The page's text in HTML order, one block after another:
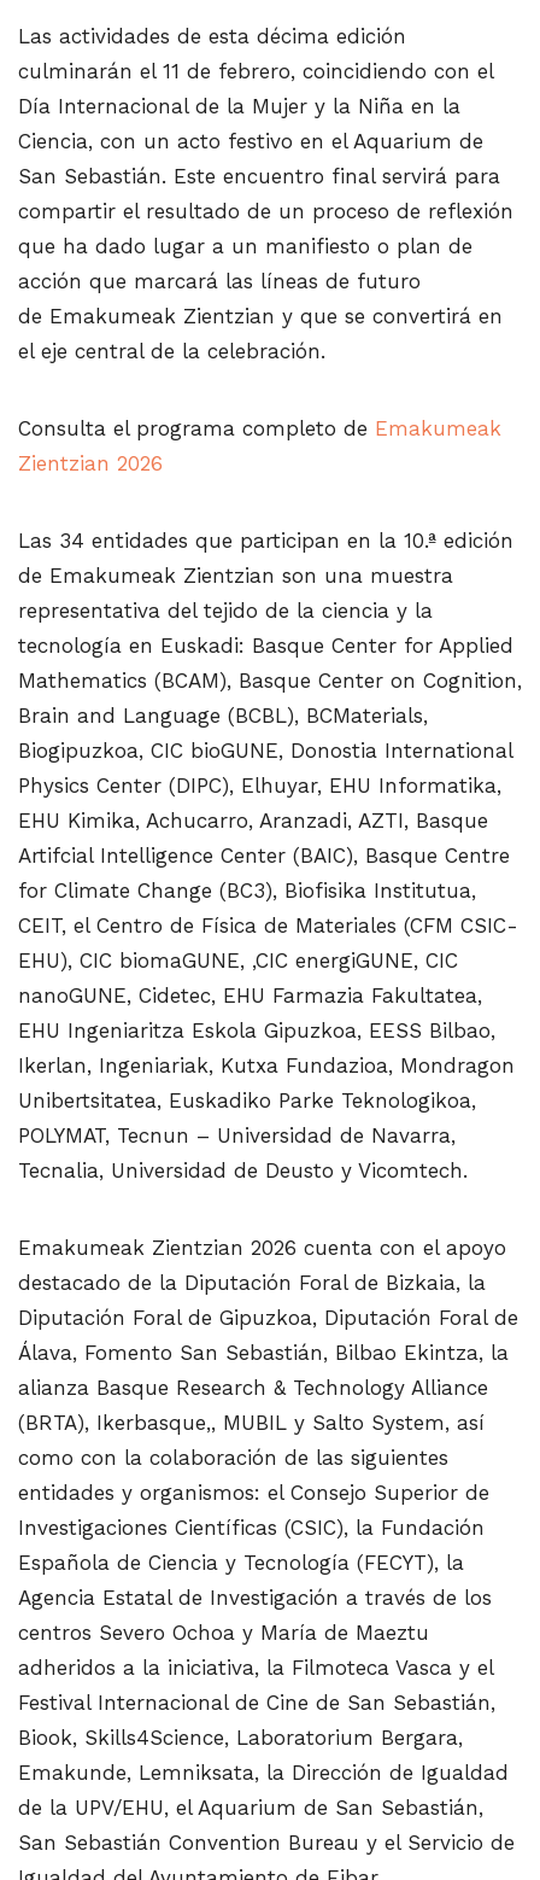
Las actividades de esta décima edición
culminarán el 11 de febrero, coincidiendo con el
Día Internacional de la Mujer y la Niña en la
Ciencia, con un acto festivo en el Aquarium de
San Sebastián. Este encuentro final servirá para
compartir el resultado de un proceso de reflexión
que ha dado lugar a un manifiesto o plan de
acción que marcará las líneas de futuro
de Emakumeak Zientzian y que se convertirá en
el eje central de la celebración.
Consulta el programa completo de Emakumeak
Zientzian 2026
Las 34 entidades que participan en la 10.ª edición
de Emakumeak Zientzian son una muestra
representativa del tejido de la ciencia y la
tecnología en Euskadi: Basque Center for Applied
Mathematics (BCAM), Basque Center on Cognition,
Brain and Language (BCBL), BCMaterials,
Biogipuzkoa, CIC bioGUNE, Donostia International
Physics Center (DIPC), Elhuyar, EHU Informatika,
EHU Kimika, Achucarro, Aranzadi, AZTI, Basque
Artifcial Intelligence Center (BAIC), Basque Centre
for Climate Change (BC3), Biofisika Institutua,
CEIT, el Centro de Física de Materiales (CFM CSIC-
EHU), CIC biomaGUNE, ,CIC energiGUNE, CIC
nanoGUNE, Cidetec, EHU Farmazia Fakultatea,
EHU Ingeniaritza Eskola Gipuzkoa, EESS Bilbao,
Ikerlan, Ingeniariak, Kutxa Fundazioa, Mondragon
Unibertsitatea, Euskadiko Parke Teknologikoa,
POLYMAT, Tecnun – Universidad de Navarra,
Tecnalia, Universidad de Deusto y Vicomtech.
Emakumeak Zientzian 2026 cuenta con el apoyo
destacado de la Diputación Foral de Bizkaia, la
Diputación Foral de Gipuzkoa, Diputación Foral de
Álava, Fomento San Sebastián, Bilbao Ekintza, la
alianza Basque Research & Technology Alliance
(BRTA), Ikerbasque,, MUBIL y Salto System, así
como con la colaboración de las siguientes
entidades y organismos: el Consejo Superior de
Investigaciones Científicas (CSIC), la Fundación
Española de Ciencia y Tecnología (FECYT), la
Agencia Estatal de Investigación a través de los
centros Severo Ochoa y María de Maeztu
adheridos a la iniciativa, la Filmoteca Vasca y el
Festival Internacional de Cine de San Sebastián,
Biook, Skills4Science, Laboratorium Bergara,
Emakunde, Lemniksata, la Dirección de Igualdad
de la UPV/EHU, el Aquarium de San Sebastián,
San Sebastián Convention Bureau y el Servicio de